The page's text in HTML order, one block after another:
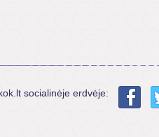
socialinėje erdvėje: